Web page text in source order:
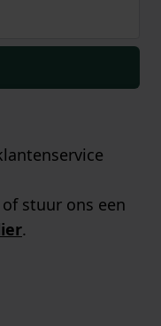
of stuur ons een
.